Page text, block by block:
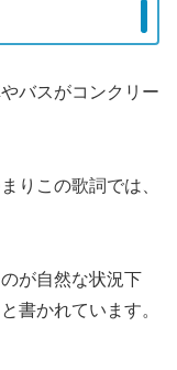
バスがコンクリー
りこの歌詞では、
が自然な状況下
書かれています。